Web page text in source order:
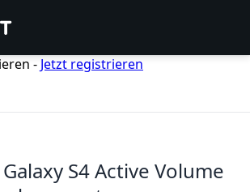
- Jetzt registrieren
S4 Active Volume